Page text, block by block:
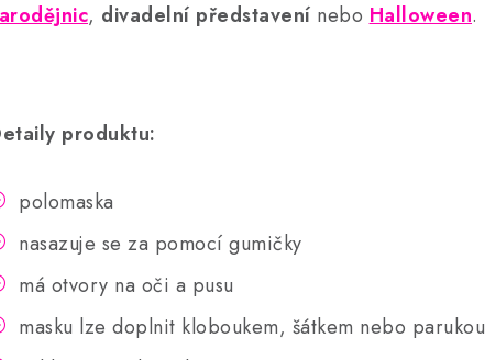
, divadelní představení nebo Halloween.
produktu:
polomaska
nasazuje se za pomocí gumičky
má otvory na oči a pusu
masku lze doplnit kloboukem, šátkem nebo parukou